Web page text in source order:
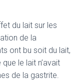
du lait sur les
de la
ont bu soit du lait,
le lait n’avait
de la gastrite.